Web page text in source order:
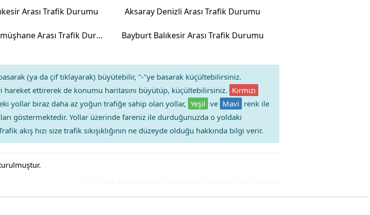
Arası Trafik Durumu Aksaray Denizli Arası Trafik Durumu
Denizli Gümüşhane Arası Trafik Durumu Bayburt Balıkesir Arası Trafik Durumu
(ya da çif tıklayarak) büyütebilir, "-"ye basarak küçültebilirsiniz.
ettirerek de konumu haritasını büyütüp, küçültebilirsiniz. Kırmızı
yollar biraz daha az yoğun trafiğe sahip olan yollar, Yeşil ve Mavi renk ile
göstermektedir. Yollar üzerinde fareniz ile durduğunuzda o yoldaki
akış hızı size trafik sıkışıklığının ne düzeyde olduğu hakkında bilgi verir.